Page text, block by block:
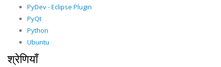
PyDev - Eclipse Plugin
PyQt
Python
Ubuntu
श्रेणियाँ